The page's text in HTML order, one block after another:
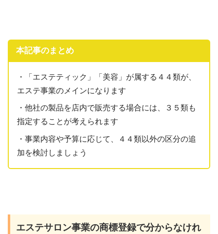
本記事のまとめ
・「エステティック」「美容」が属する４４類が、
エステ事業のメインになります
・他社の製品を店内で販売する場合には、３５類も
指定することが考えられます
・事業内容や予算に応じて、４４類以外の区分の追
加を検討しましょう
エステサロン事業の商標登録で分からなけれ